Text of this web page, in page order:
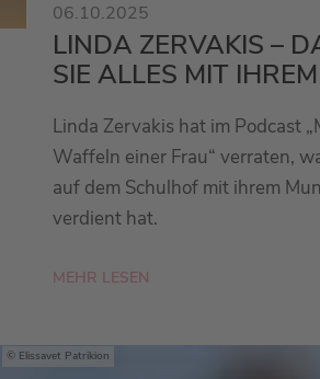
06.10.2025
LINDA ZERVAKIS –
SIE ALLES MIT
Linda Zervakis hat im Podcast
Waffeln einer Frau“ verraten,
auf dem Schulhof mit ihrem
verdient hat.
MEHR LESEN
Elissavet Patrikion